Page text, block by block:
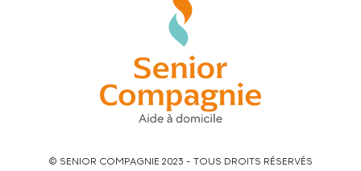
© SENIOR COMPAGNIE 2023 - TOUS DROITS RÉSERVÉS